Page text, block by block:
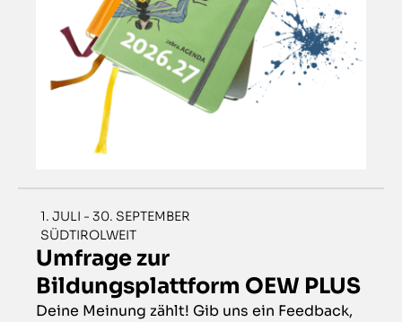
1. JULI - 30. SEPTEMBER
SÜDTIROLWEIT
Umfrage zur
Bildungsplattform OEW PLUS
Deine Meinung zählt! Gib uns ein Feedback,